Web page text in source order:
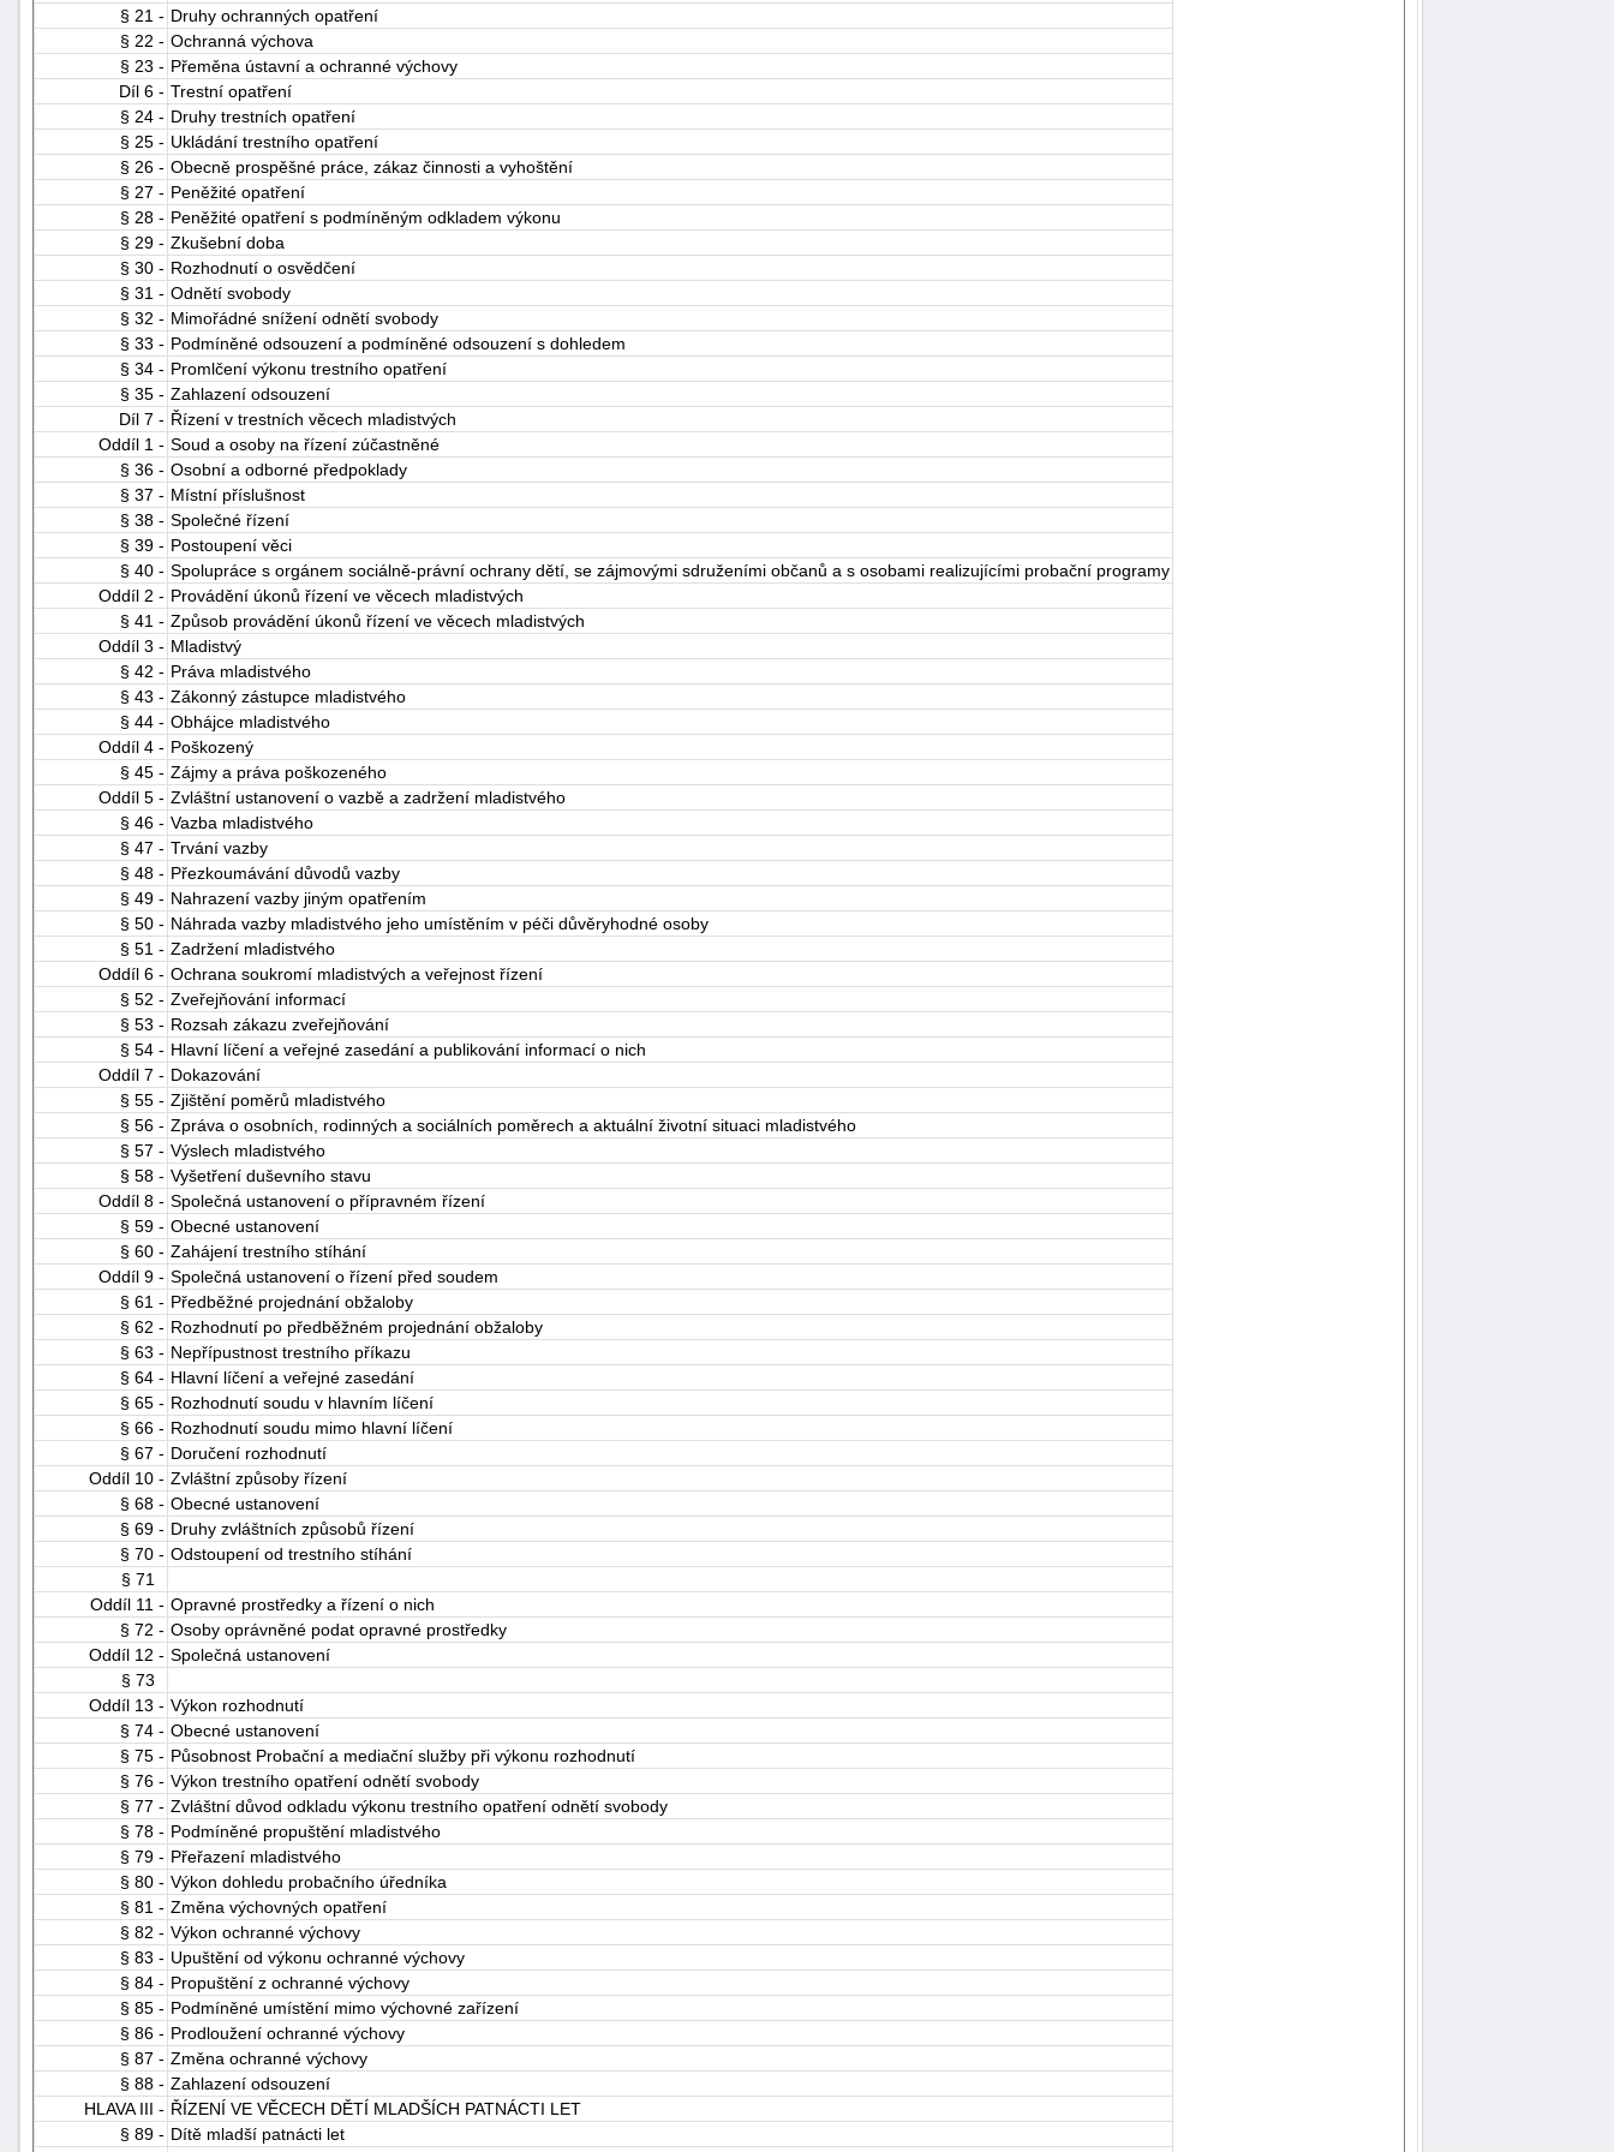
§ 21 - Druhy ochranných opatření
§ 22 - Ochranná výchova
§ 23 - Přeměna ústavní a ochranné výchovy
Díl 6 - Trestní opatření
§ 24 - Druhy trestních opatření
§ 25 - Ukládání trestního opatření
§ 26 - Obecně prospěšné práce, zákaz činnosti a vyhoštění
§ 27 - Peněžité opatření
§ 28 - Peněžité opatření s podmíněným odkladem výkonu
§ 29 - Zkušební doba
§ 30 - Rozhodnutí o osvědčení
§ 31 - Odnětí svobody
§ 32 - Mimořádné snížení odnětí svobody
§ 33 - Podmíněné odsouzení a podmíněné odsouzení s dohledem
§ 34 - Promlčení výkonu trestního opatření
§ 35 - Zahlazení odsouzení
Díl 7 - Řízení v trestních věcech mladistvých
Oddíl 1 - Soud a osoby na řízení zúčastněné
§ 36 - Osobní a odborné předpoklady
§ 37 - Místní příslušnost
§ 38 - Společné řízení
§ 39 - Postoupení věci
§ 40 - Spolupráce s orgánem sociálně-právní ochrany dětí, se zájmovými sdruženími občanů a s osobami realizujícími probační programy
Oddíl 2 - Provádění úkonů řízení ve věcech mladistvých
§ 41 - Způsob provádění úkonů řízení ve věcech mladistvých
Oddíl 3 - Mladistvý
§ 42 - Práva mladistvého
§ 43 - Zákonný zástupce mladistvého
§ 44 - Obhájce mladistvého
Oddíl 4 - Poškozený
§ 45 - Zájmy a práva poškozeného
Oddíl 5 - Zvláštní ustanovení o vazbě a zadržení mladistvého
§ 46 - Vazba mladistvého
§ 47 - Trvání vazby
§ 48 - Přezkoumávání důvodů vazby
§ 49 - Nahrazení vazby jiným opatřením
§ 50 - Náhrada vazby mladistvého jeho umístěním v péči důvěryhodné osoby
§ 51 - Zadržení mladistvého
Oddíl 6 - Ochrana soukromí mladistvých a veřejnost řízení
§ 52 - Zveřejňování informací
§ 53 - Rozsah zákazu zveřejňování
§ 54 - Hlavní líčení a veřejné zasedání a publikování informací o nich
Oddíl 7 - Dokazování
§ 55 - Zjištění poměrů mladistvého
§ 56 - Zpráva o osobních, rodinných a sociálních poměrech a aktuální životní situaci mladistvého
§ 57 - Výslech mladistvého
§ 58 - Vyšetření duševního stavu
Oddíl 8 - Společná ustanovení o přípravném řízení
§ 59 - Obecné ustanovení
§ 60 - Zahájení trestního stíhání
Oddíl 9 - Společná ustanovení o řízení před soudem
§ 61 - Předběžné projednání obžaloby
§ 62 - Rozhodnutí po předběžném projednání obžaloby
§ 63 - Nepřípustnost trestního příkazu
§ 64 - Hlavní líčení a veřejné zasedání
§ 65 - Rozhodnutí soudu v hlavním líčení
§ 66 - Rozhodnutí soudu mimo hlavní líčení
§ 67 - Doručení rozhodnutí
Oddíl 10 - Zvláštní způsoby řízení
§ 68 - Obecné ustanovení
§ 69 - Druhy zvláštních způsobů řízení
§ 70 - Odstoupení od trestního stíhání
§ 71
Oddíl 11 - Opravné prostředky a řízení o nich
§ 72 - Osoby oprávněné podat opravné prostředky
Oddíl 12 - Společná ustanovení
§ 73
Oddíl 13 - Výkon rozhodnutí
§ 74 - Obecné ustanovení
§ 75 - Působnost Probační a mediační služby při výkonu rozhodnutí
§ 76 - Výkon trestního opatření odnětí svobody
§ 77 - Zvláštní důvod odkladu výkonu trestního opatření odnětí svobody
§ 78 - Podmíněné propuštění mladistvého
§ 79 - Přeřazení mladistvého
§ 80 - Výkon dohledu probačního úředníka
§ 81 - Změna výchovných opatření
§ 82 - Výkon ochranné výchovy
§ 83 - Upuštění od výkonu ochranné výchovy
§ 84 - Propuštění z ochranné výchovy
§ 85 - Podmíněné umístění mimo výchovné zařízení
§ 86 - Prodloužení ochranné výchovy
§ 87 - Změna ochranné výchovy
§ 88 - Zahlazení odsouzení
HLAVA III - ŘÍZENÍ VE VĚCECH DĚTÍ MLADŠÍCH PATNÁCTI LET
§ 89 - Dítě mladší patnácti let